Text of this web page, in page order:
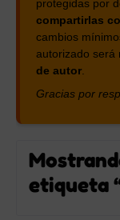
protegidas por
compartirlas
cambios
autorizado será
de autor
Gracias por
etiqueta